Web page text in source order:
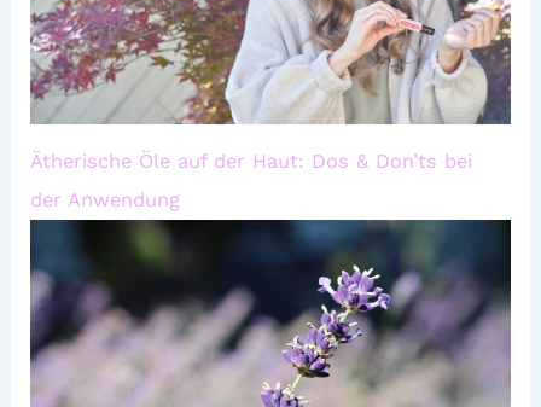
Ätherische Öle auf der Haut: Dos & Don’ts bei
der Anwendung